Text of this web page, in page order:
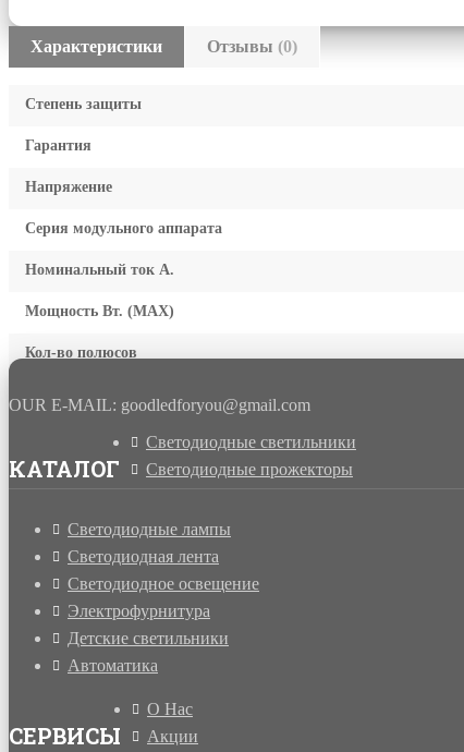
Характеристики Отзывы (0)
Степень защиты
Гарантия
Напряжение
Серия модульного аппарата
Номинальный ток А.
Мощность Вт. (МАХ)
Кол-во полюсов
OUR E-MAIL: goodledforyou@gmail.cоm
КАТАЛОГ
Светодиодные светильники
Светодиодные прожекторы
Светодиодные лампы
Светодиодная лента
Светодиодное освещение
Электрофурнитура
Детские светильники
Автоматика
СЕРВИСЫ
О Нас
Акции